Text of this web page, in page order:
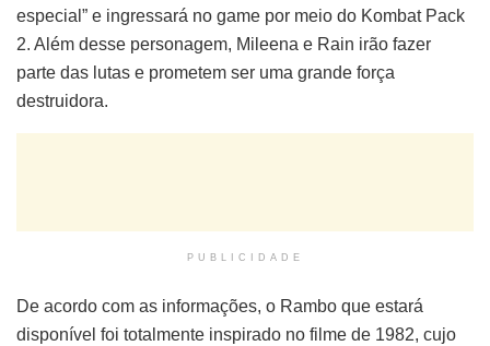
especial” e ingressará no game por meio do Kombat Pack
2. Além desse personagem, Mileena e Rain irão fazer
parte das lutas e prometem ser uma grande força
destruidora.
PUBLICIDADE
De acordo com as informações, o Rambo que estará
disponível foi totalmente inspirado no filme de 1982, cujo